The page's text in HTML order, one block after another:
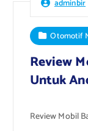
adminbir
Otomotif
Review
Untuk
Review Mobil